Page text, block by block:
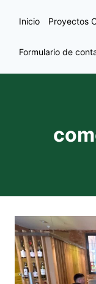
Inicio Proyectos
Formulario de